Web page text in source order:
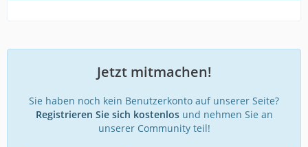
Jetzt mitmachen!
Sie haben noch kein Benutzerkonto auf unserer Seite?
Registrieren Sie sich kostenlosund nehmen Sie an
unserer Community teil!